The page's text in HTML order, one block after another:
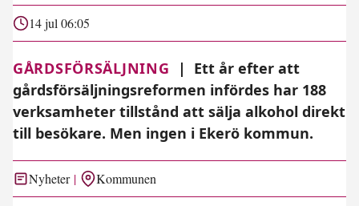
14 jul 06:05
GÅRDSFÖRSÄLJNING |
Ett år efter att
gårdsförsäljningsreformen infördes har 188
verksamheter tillstånd att sälja alkohol direkt
till besökare. Men ingen i Ekerö kommun.
Nyheter Kommunen